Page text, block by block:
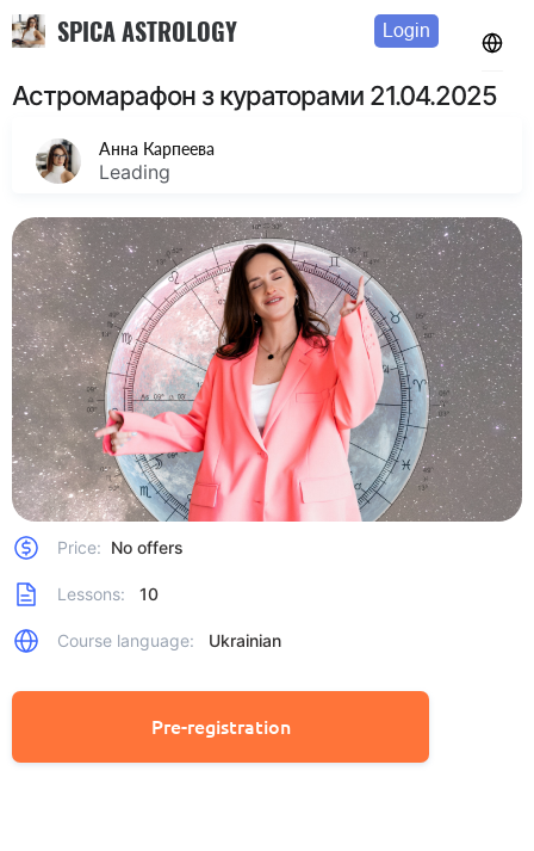
SPICA ASTROLOGY Login
Астромарафон з кураторами 21.04.2025
Анна Карпеева
Leading
Price: No offers
Lessons: 10
Course language: Ukrainian
Pre-registration